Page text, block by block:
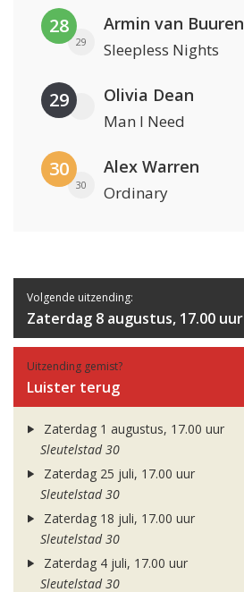
28
29 Sleepless Nights
29 Olivia Dean
Man I Need
30
30
Alex Warren
Ordinary
Volgende uitzending:
Zaterdag 8 augustus, 17.00 uur
Uitzending gemist?
Luister terug
Zaterdag 1 augustus, 17.00 uur
Sleutelstad 30
Zaterdag 25 juli, 17.00 uur
Sleutelstad 30
Zaterdag 18 juli, 17.00 uur
Sleutelstad 30
Zaterdag 4 juli, 17.00 uur
Sleutelstad 30